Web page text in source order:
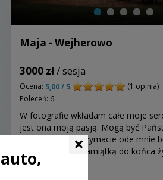
Maja - Wejherowo
3000 zł/ sesja
Ocena: 5,00 / 5
(1 opinia)
Poleceń: 6
W fotografie wkładam całe moje
jest ona moją pasją. Mogą być
zdjęcia, które otrzymacie ode mnie
niezapomnianą pamiątką do końca
×